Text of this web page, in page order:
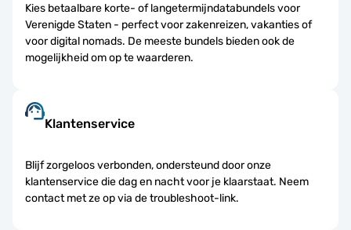
Kies betaalbare korte- of langetermijndatabundels voor
Verenigde Staten - perfect voor zakenreizen, vakanties of
voor digital nomads. De meeste bundels bieden ook de
mogelijkheid om op te waarderen.
Klantenservice
Blijf zorgeloos verbonden, ondersteund door onze
klantenservice die dag en nacht voor je klaarstaat. Neem
contact met ze op via de troubleshoot-link.